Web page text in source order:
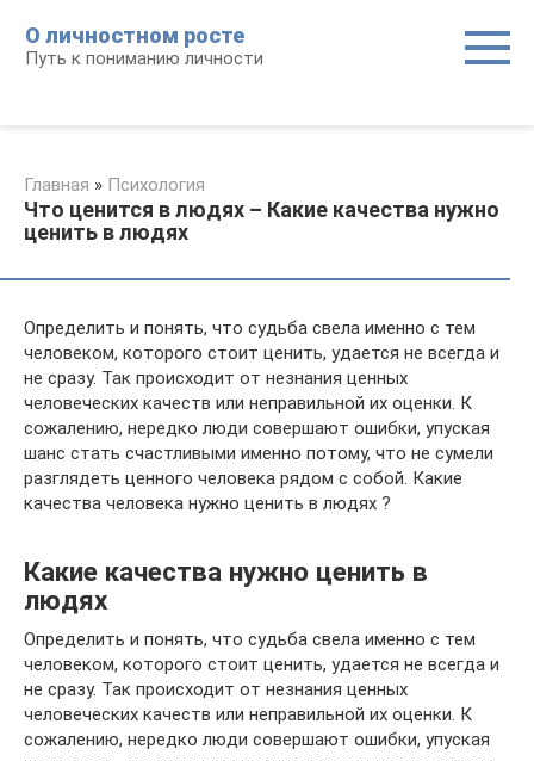
контенту
О личностном росте
Путь к пониманию личности
Главная » Психология
Что ценится в людях – Какие качества нужно
ценить в людях
Определить и понять, что судьба свела именно с тем
человеком, которого стоит ценить, удается не всегда и
не сразу. Так происходит от незнания ценных
человеческих качеств или неправильной их оценки. К
сожалению, нередко люди совершают ошибки, упуская
шанс стать счастливыми именно потому, что не сумели
разглядеть ценного человека рядом с собой. Какие
качества человека нужно ценить в людях ?
Какие качества нужно ценить в
людях
Определить и понять, что судьба свела именно с тем
человеком, которого стоит ценить, удается не всегда и
не сразу. Так происходит от незнания ценных
человеческих качеств или неправильной их оценки. К
сожалению, нередко люди совершают ошибки, упуская